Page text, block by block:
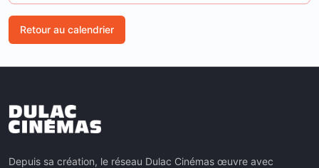
Retour au calendrier
Depuis sa création, le réseau Dulac Cinémas œuvre avec